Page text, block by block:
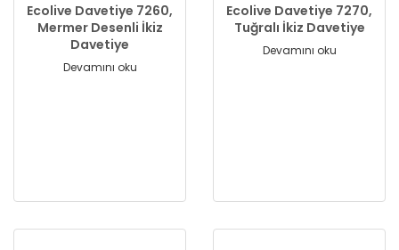
Ecolive Davetiye 7260,
Mermer Desenli İkiz
Davetiye
Devamını oku
Ecolive Davetiye 7270,
Tuğralı İkiz Davetiye
Devamını oku